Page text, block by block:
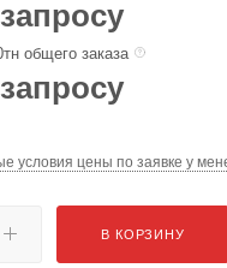
общего заказа
условия цены по заявке у
В КОРЗИНУ